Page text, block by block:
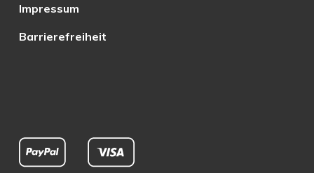
Impressum
Barrierefreiheit